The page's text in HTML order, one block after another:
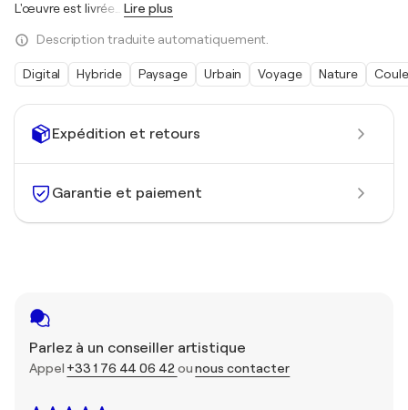
Expédition et retours
Garantie et paiement
Parlez à un conseiller artistique
Appel +33 1 76 44 06 42 ounous contacter
L'œuvre est livrée
Lire plus
Description traduite automatiquement.
Digital Hybride Paysage Urbain Voyage Nature